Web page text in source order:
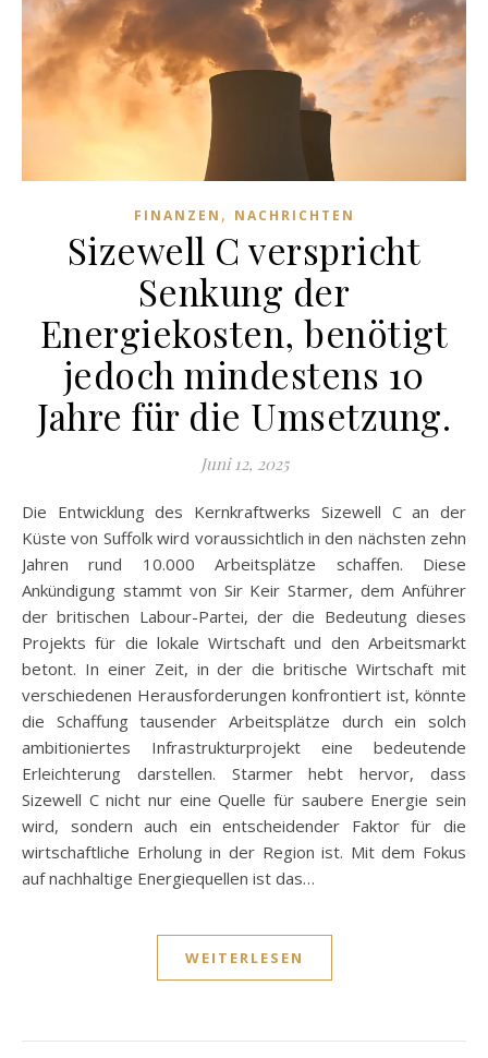
FINANZEN , NACHRICHTEN
Sizewell C verspricht
Senkung der
Energiekosten, benötigt
jedoch mindestens 10
Jahre für die Umsetzung.
Juni 12, 2025
Die Entwicklung des Kernkraftwerks Sizewell C an der
Küste von Suffolk wird voraussichtlich in den nächsten zehn
Jahren rund 10.000 Arbeitsplätze schaffen. Diese
Ankündigung stammt von Sir Keir Starmer, dem Anführer
der britischen Labour-Partei, der die Bedeutung dieses
Projekts für die lokale Wirtschaft und den Arbeitsmarkt
betont. In einer Zeit, in der die britische Wirtschaft mit
verschiedenen Herausforderungen konfrontiert ist, könnte
die Schaffung tausender Arbeitsplätze durch ein solch
ambitioniertes Infrastrukturprojekt eine bedeutende
Erleichterung darstellen. Starmer hebt hervor, dass
Sizewell C nicht nur eine Quelle für saubere Energie sein
wird, sondern auch ein entscheidender Faktor für die
wirtschaftliche Erholung in der Region ist. Mit dem Fokus
auf nachhaltige Energiequellen ist das…
WEITERLESEN